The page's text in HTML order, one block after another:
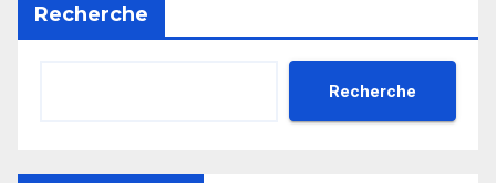
Recherche
Recherche